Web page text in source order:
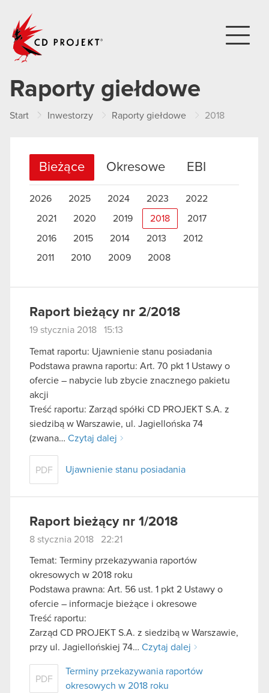
Raporty giełdowe
Start Inwestorzy Raporty giełdowe 2018
Bieżące Okresowe EBI
2026 2025 2024 2023 2022
2021 2020 2019 2018 2017
2016 2015 2014 2013
2012
2011
2010 2009 2008
Raport bieżący nr 2/2018
19 stycznia 2018 15:13
Temat raportu: Ujawnienie stanu posiadania
Podstawa prawna raportu: Art. 70 pkt 1 Ustawy o
ofercie – nabycie lub zbycie znacznego pakietu
akcji
Treść raportu: Zarząd spółki CD PROJEKT S.A. z
siedzibą w Warszawie, ul. Jagiellońska 74
(zwana… Czytaj dalej
PDF Ujawnienie stanu posiadania
Raport bieżący nr 1/2018
8 stycznia 2018 22:21
Temat: Terminy przekazywania raportów
okresowych w 2018 roku
Podstawa prawna: Art. 56 ust. 1 pkt 2 Ustawy o
ofercie – informacje bieżące i okresowe
Treść raportu:
Zarząd CD PROJEKT S.A. z siedzibą w Warszawie,
przy ul. Jagiellońskiej 74… Czytaj dalej
PDF
Terminy przekazywania raportów
okresowych w 2018 roku